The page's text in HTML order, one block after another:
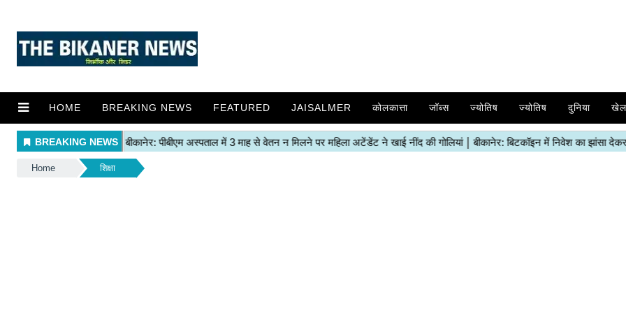
HOME BREAKING NEWS FEATURED JAISALMER कोलकात्ता जॉब्स ज्योतिष ज्योतिष दुनिया खेल
Home शिक्षा